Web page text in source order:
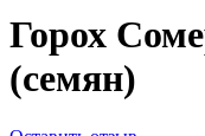
Горох
(семян)